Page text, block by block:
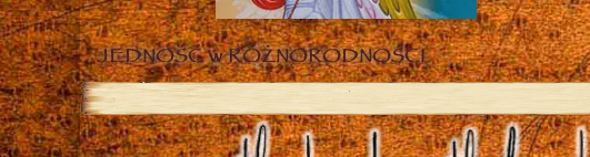
JEDNOŚĆ w RÓŻNORODNOŚCI